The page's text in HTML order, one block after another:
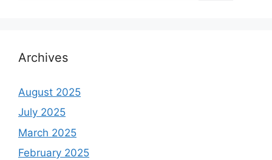
Archives
August 2025
July 2025
March 2025
February 2025